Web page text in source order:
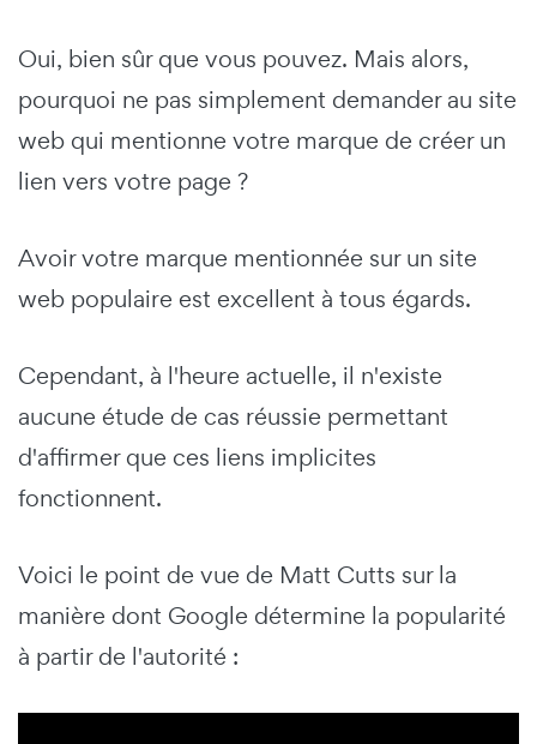
Oui, bien sûr que vous pouvez. Mais alors,
pourquoi ne pas simplement demander au site
web qui mentionne votre marque de créer un
lien vers votre page ?
Avoir votre marque mentionnée sur un site
web populaire est excellent à tous égards.
Cependant, à l'heure actuelle, il n'existe
aucune étude de cas réussie permettant
d'affirmer que ces liens implicites
fonctionnent.
Voici le point de vue de Matt Cutts sur la
manière dont Google détermine la popularité
à partir de l'autorité :